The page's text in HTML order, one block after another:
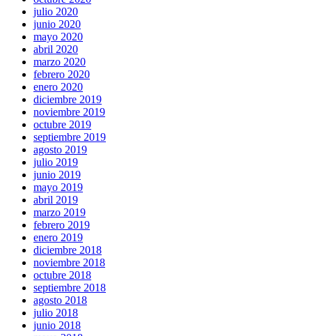
julio 2020
junio 2020
mayo 2020
abril 2020
marzo 2020
febrero 2020
enero 2020
diciembre 2019
noviembre 2019
octubre 2019
septiembre 2019
agosto 2019
julio 2019
junio 2019
mayo 2019
abril 2019
marzo 2019
febrero 2019
enero 2019
diciembre 2018
noviembre 2018
octubre 2018
septiembre 2018
agosto 2018
julio 2018
junio 2018